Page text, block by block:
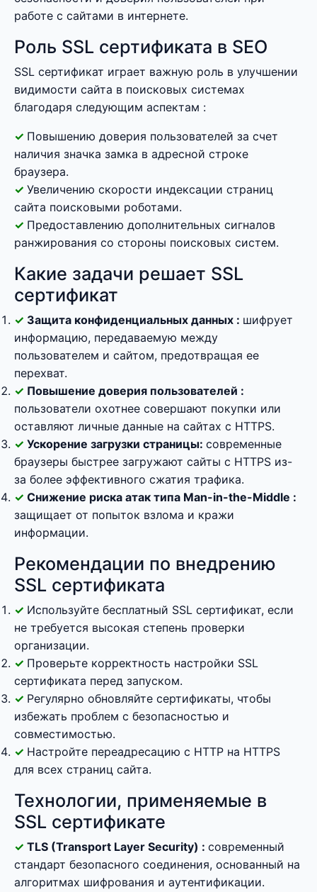
работе с сайтами в интернете.
Роль SSL сертификата в SEO
SSL сертификат играет важную роль в улучшении
видимости сайта в поисковых системах
благодаря следующим аспектам :
Повышению доверия пользователей за счет
наличия значка замка в адресной строке
браузера.
Увеличению скорости индексации страниц
сайта поисковыми роботами.
Предоставлению дополнительных сигналов
ранжирования со стороны поисковых систем.
Какие задачи решает SSL
сертификат
Защита конфиденциальных данных : шифрует
информацию, передаваемую между
пользователем и сайтом, предотвращая ее
перехват.
Повышение доверия пользователей :
пользователи охотнее совершают покупки или
оставляют личные данные на сайтах с HTTPS.
Ускорение загрузки страницы: современные
браузеры быстрее загружают сайты с HTTPS из-
за более эффективного сжатия трафика.
Снижение риска атак типа Man-in-the-Middle :
защищает от попыток взлома и кражи
информации.
Рекомендации по внедрению
SSL сертификата
Используйте бесплатный SSL сертификат, если
не требуется высокая степень проверки
организации.
Проверьте корректность настройки SSL
сертификата перед запуском.
Регулярно обновляйте сертификаты, чтобы
избежать проблем с безопасностью и
совместимостью.
Настройте переадресацию с HTTP на HTTPS
для всех страниц сайта.
Технологии, применяемые в
SSL сертификате
TLS (Transport Layer Security) : современный
стандарт безопасного соединения, основанный на
алгоритмах шифрования и аутентификации.